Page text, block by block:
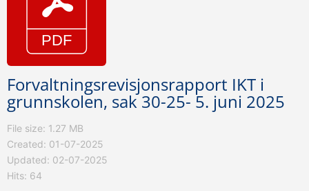
Forvaltningsrevisjonsrapport IKT i
grunnskolen, sak 30-25- 5. juni 2025
File size: 1.27 MB
Created: 01-07-2025
Updated: 02-07-2025
Hits: 64